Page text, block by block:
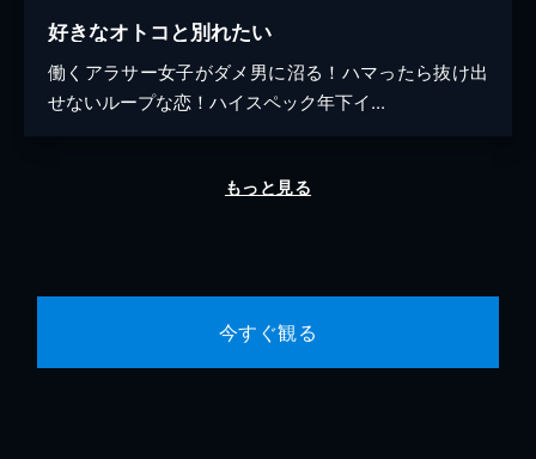
好きなオトコと別れたい
働くアラサー女子がダメ男に沼る！ハマったら抜け出
せないループな恋！ハイスペック年下イ...
もっと見る
今すぐ観る